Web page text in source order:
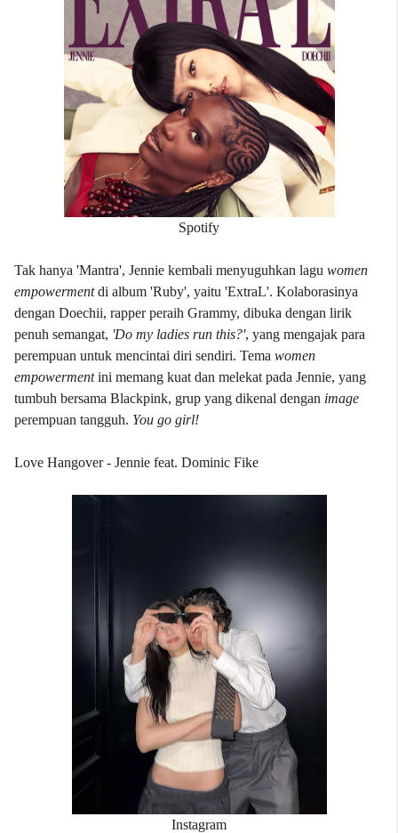
Spotify
Tak hanya 'Mantra', Jennie kembali menyuguhkan lagu women
empowermentdi album 'Ruby', yaitu 'ExtraL'. Kolaborasinya
dengan Doechii, rapper peraih Grammy, dibuka dengan lirik
penuh semangat, 'Do my ladies run this?', yang mengajak para
perempuan untuk mencintai diri sendiri. Tema women
empowermentini memang kuat dan melekat pada Jennie, yang
tumbuh bersama Blackpink, grup yang dikenal dengan image
perempuan tangguh. You go girl!
Love Hangover - Jennie feat. Dominic Fike
Instagram